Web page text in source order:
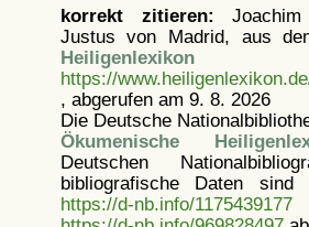
korrekt zitieren:
Justus von Madrid, aus
Heiligenlexikon
https://
, abgerufen am 9. 8. 2026
Die Deutsche
Ökumenische
Deutschen
bibliografische Daten
https://d-nb.info/1175439177